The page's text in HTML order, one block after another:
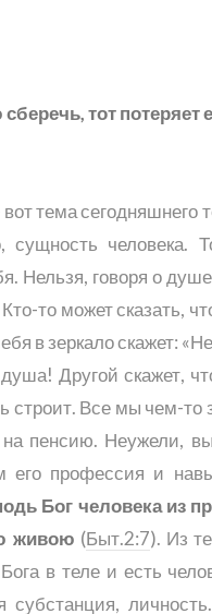
тот
тема
сущность
Нельзя, говоря о
Кто-то может сказать,
в зеркало скажет:
Другой скажет,
строит. Все мы чем-
пенсию. Неужели,
его профессия и
Бог человека из
живою (Быт.2:7). Из
в теле и есть
субстанция,